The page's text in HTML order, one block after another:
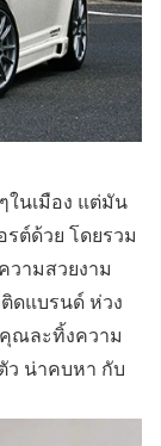
ในเมือง แต่มัน
ต์ด้วย โดยรวม
วามสวยงาม
ดแบรนด์ ห่วง
ณละทิ้งความ
ว น่าคบหา กับ